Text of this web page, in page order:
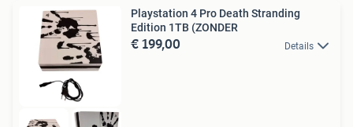
Playstation 4 Pro Death Stranding
Edition 1TB (ZONDER
€ 199,00 Details